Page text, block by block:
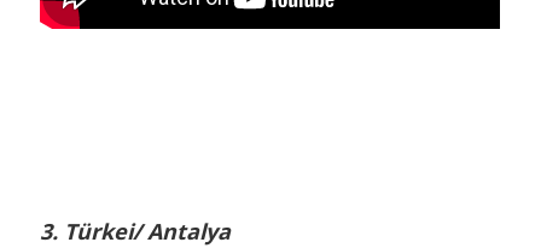
3. Türkei/ Antalya